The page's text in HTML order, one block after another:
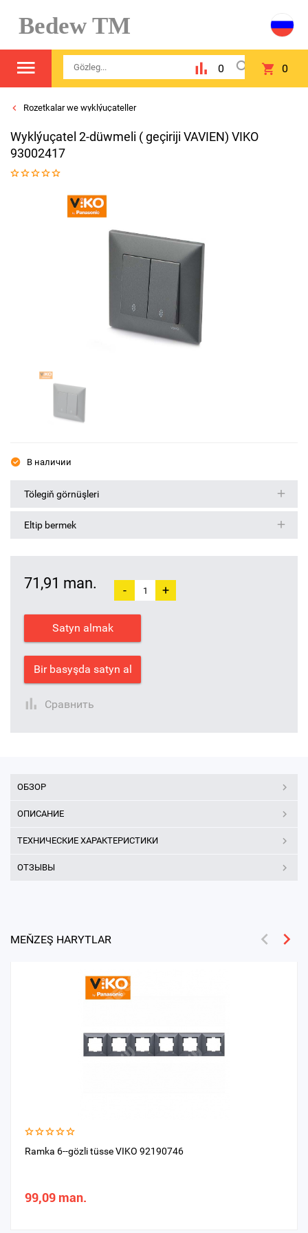
Bedew TM
0 0
Rozetkalar we wyklýuçateller
Wyklýuçatel 2-düwmeli ( geçiriji VAVIEN) VIKO
93002417
В наличии
Tölegiň görnüşleri
Eltip bermek
71,91 man. - +
Satyn almak
Bir basyşda satyn al
Сравнить
ОБЗОР
ОПИСАНИЕ
ТЕХНИЧЕСКИЕ ХАРАКТЕРИСТИКИ
ОТЗЫВЫ
MEŇZEŞ HARYTLAR
Ramka 6--gözli tüsse VIKO 92190746
99,09 man.